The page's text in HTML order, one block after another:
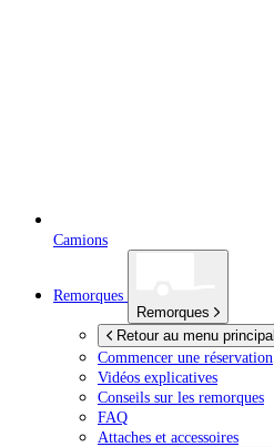
Camions
Remorques
Remorques
Retour au menu principal
Commencer une réservation
Vidéos explicatives
Conseils sur les remorques
FAQ
Attaches et accessoires